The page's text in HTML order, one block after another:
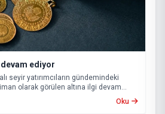
ediyor
seyir yatırımcıların gündemindeki
olarak görülen altına ilgi devam
ve savaşların etkisiyle piyasalarda
Oku